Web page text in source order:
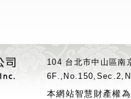
104 台北市中山區
本網站智慧財產權